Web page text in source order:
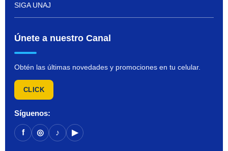
SIGA UNAJ
Únete a nuestro Canal
Obtén las últimas novedades y promociones en tu celular.
CLICK
Síguenos:
f ◎ ♪ ▶